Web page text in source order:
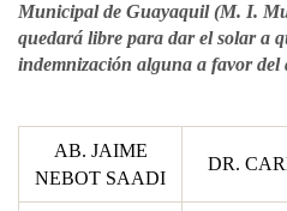
Municipal de Guayaquil (M. I.
quedará libre para dar el solar a
indemnización alguna a favor
AB. JAIME
NEBOT SAADI
​DR.